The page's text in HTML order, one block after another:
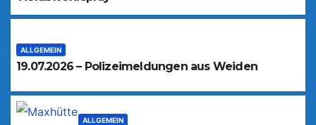
ALLGEMEIN
19.07.2026 – Polizeimeldungen aus Weiden
ALLGEMEIN